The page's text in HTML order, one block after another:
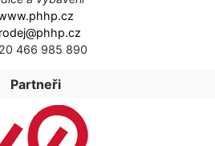
466 985 890
Partneři